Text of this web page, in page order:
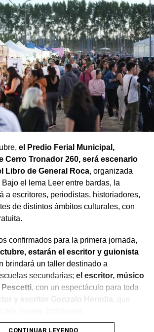
el Predio Ferial Municipal,
Cerro Tronador 260, será escenario
Libro de General Roca, organizada
el lema Leer entre bardas, la
a escritores, periodistas, historiadores,
de distintos ámbitos culturales, con
confirmados para la primera jornada,
estarán el escritor y guionista
brindará un taller destinado a
secundarias; el escritor, músico
, con un espectáculo para toda
y escritor Gonzalo Heredia
CONTINUAR LEYENDO